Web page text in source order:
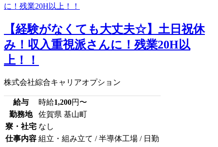
【経験がなくても大丈夫☆】土日祝休
み！収入重視派さんに！残業20H以
上！！
株式会社綜合キャリアオプション
給与 時給1,200円〜
勤務地
佐賀県 基山町
寮・社宅 なし
仕事内容 組立・組み立て / 半導体工場 / 日勤